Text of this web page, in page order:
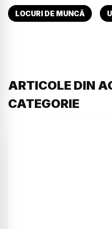
LOCURI DE MUNCĂ
ARTICOLE DIN
CATEGORIE